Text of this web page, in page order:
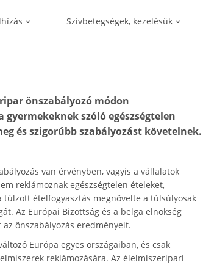
Szívbetegségek, kezelésük
önszabályozó módon
szóló egészségtelen
és szigorúbb szabályozást követelnek.
van érvényben, vagyis a vállalatok
reklámoznak egészségtelen ételeket,
ételfogyasztás megnövelte a túlsúlyosak
Az Európai Bizottság és a belga elnökség
önszabályozás eredményeit.
Európa egyes országaiban, és csak
reklámozására. Az élelmiszeripari